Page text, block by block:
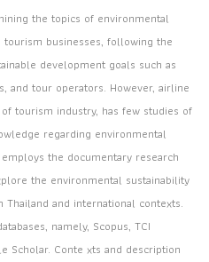
the topics of environmental
businesses, following the
development goals such as
and tour operators. However, airline
tourism industry, has few studies of
regarding environmental
the documentary research
the environmental sustainability
and international contexts.
namely, Scopus, TCI
Scholar. Conte xts and description